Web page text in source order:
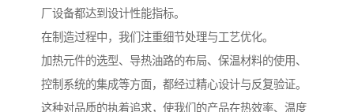
厂设备都达到设计性能指标。
在制造过程中，我们注重细节处理与工艺优化。
加热元件的选型、导热油路的布局、保温材料的使用、
控制系统的集成等方面，都经过精心设计与反复验证。
这种对品质的执着追求，使我们的产品在热效率、温度